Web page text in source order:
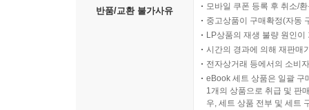
반품/교환 불가사유
모바일 쿠폰 등록 후 취소/
중고상품이 구매확정(자동
LP상품의 재생 불량 원인
시간의 경과에 의해 재판매
전자상거래 등에서의 소비
eBook 세트 상품은 일괄 구
1개의 상품으로 취급 및 판
우, 세트 상품 전부 및 세트